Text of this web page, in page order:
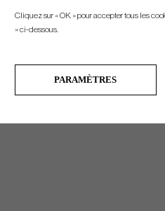
Cliquez sur « OK » pour accepter tous les
» ci-dessous.
PARAMÈTRES